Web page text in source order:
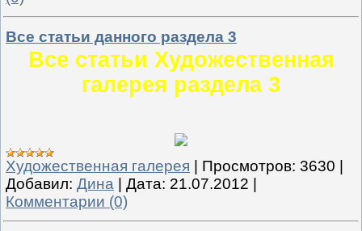
Все статьи данного раздела 3
Все статьи Художественная
галерея раздела 3
Художественная галерея | Просмотров: 3630 |
Добавил: Дина | Дата: 21.07.2012 |
Комментарии (0)